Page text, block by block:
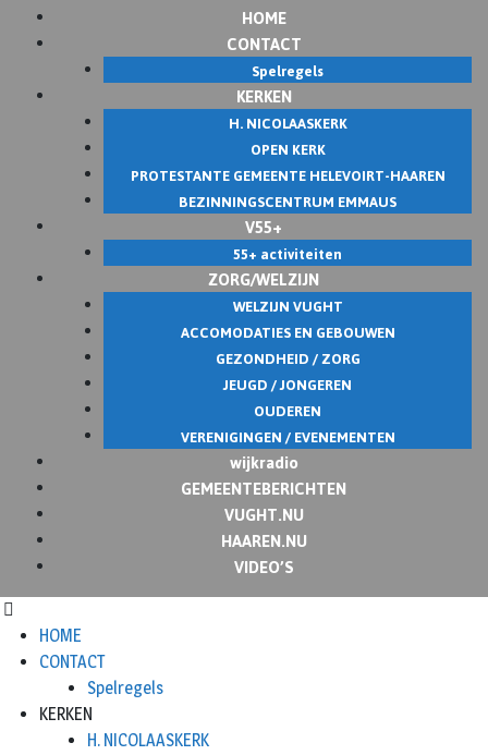
HOME
CONTACT
Spelregels
KERKEN
H. NICOLAASKERK
OPEN KERK
PROTESTANTE GEMEENTE HELEVOIRT-HAAREN
BEZINNINGSCENTRUM EMMAUS
V55+
55+ activiteiten
ZORG/WELZIJN
WELZIJN VUGHT
ACCOMODATIES EN GEBOUWEN
GEZONDHEID / ZORG
JEUGD / JONGEREN
OUDEREN
VERENIGINGEN / EVENEMENTEN
wijkradio
GEMEENTEBERICHTEN
VUGHT.NU
HAAREN.NU
VIDEO’S
HOME
CONTACT
Spelregels
KERKEN
H. NICOLAASKERK